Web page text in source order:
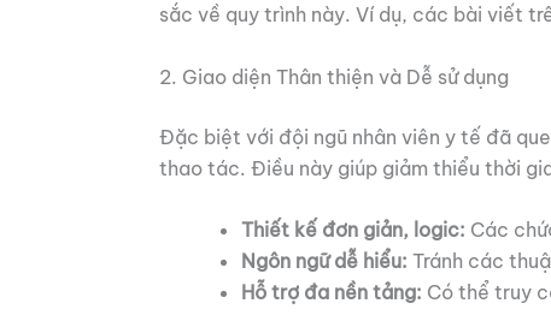
sắc về quy trình này. Ví dụ, các bài viết
2. Giao diện Thân thiện và Dễ sử dụng
Đặc biệt với đội ngũ nhân viên y tế đã
thao tác. Điều này giúp giảm thiểu thời
Thiết kế đơn giản, logic: Các
Ngôn ngữ dễ hiểu: Tránh các
Hỗ trợ đa nền tảng: Có thể truy